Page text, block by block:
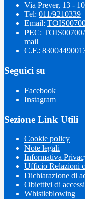
Via Prever, 13 -
Tel: 011/9210339
Email:
PEC:
mail
C.F.:
Seguici su
Facebook
Instagram
Sezione Link Utili
Cookie policy
Note legali
Informativa
Ufficio Relazioni
Dichiarazione di
Obiettivi di
Whistleblowing